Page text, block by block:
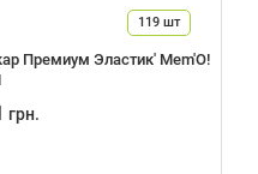
119шт
Премиум Эластик' Mem'O!
грн.